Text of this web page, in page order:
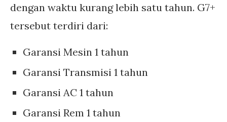
dengan waktu kurang lebih satu tahun. G7+
tersebut terdiri dari:
Garansi Mesin 1 tahun
Garansi Transmisi 1 tahun
Garansi AC 1 tahun
Garansi Rem 1 tahun